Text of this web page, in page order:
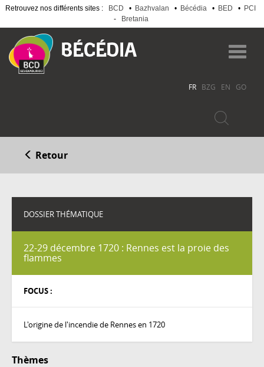
Retrouvez nos différents sites : BCD • Bazhvalan • Bécédia • BED •
PCI
-
Bretania
au
contenu
principal
FR BZG EN GO
Retour
DOSSIER THÉMATIQUE
22-29 décembre 1720 : Rennes est la proie des
flammes
FOCUS :
L'origine de l'incendie de Rennes en 1720
Thèmes